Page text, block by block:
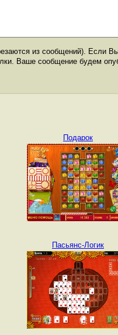
из сообщений). Если
Ваше сообщение будем
Подарок
Пасьянс-Логик